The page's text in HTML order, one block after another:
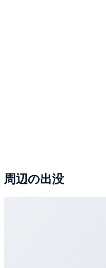
周辺の出没